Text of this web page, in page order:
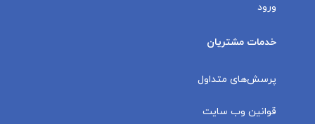
ورود
خدمات مشتریان
پرسش‌های متداول
قوانین وب سایت